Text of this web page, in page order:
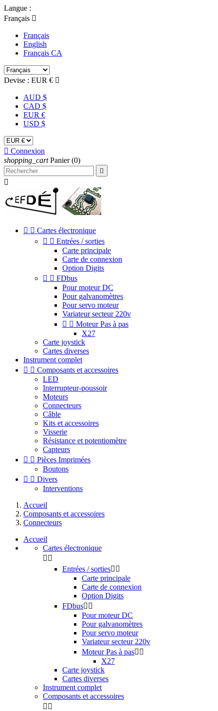
Langue :
Français 
Français
English
Français CA
Devise : EUR € 
AUD $
CAD $
EUR €
USD $
 Connexion
shopping_cart Panier (0)


  Cartes électronique
  Entrées / sorties
Carte principale
Carte de connexion
Option Digits
  FDbus
Pour moteur DC
Pour galvanomètres
Pour servo moteur
Variateur secteur 220v
  Moteur Pas à pas
X27
Carte joystick
Cartes diverses
Instrument complet
  Composants et accessoires
LED
Interrupteur-poussoir
Moteurs
Connecteurs
Câble
Kits et accessoires
Visserie
Résistance et potentiomètre
Capteurs
  Pièces Imprimées
Boutons
  Divers
Interventions
Accueil
Composants et accessoires
Connecteurs
Accueil
Cartes électronique
 
Entrées / sorties 
Carte principale
Carte de connexion
Option Digits
FDbus 
Pour moteur DC
Pour galvanomètres
Pour servo moteur
Variateur secteur 220v
Moteur Pas à pas 
X27
Carte joystick
Cartes diverses
Instrument complet
Composants et accessoires
 